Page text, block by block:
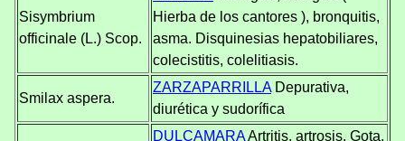
Sisymbrium
officinale (L.) Scop.
Hierba de los cantores ), bronquitis,
asma. Disquinesias hepatobiliares,
colecistitis, colelitiasis.
Smilax aspera.
ZARZAPARRILLADepurativa,
diurética y sudorífica
DULCAMARAArtritis, artrosis. Gota.